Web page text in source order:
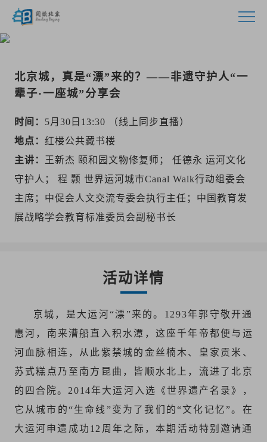
活动
指南
视频
资源
资讯
北京城，真是“漂”来的？——非遗守护人“一
辈子·一座城”分享会
时间： 5月30日13:30 （线上同步直播）
地点： 红楼公共藏书楼
主讲：
王新杰 颐和园文物修复师； 任德永 运河文化
守护人； 程 颢 世界运河城市Canal Walk行动组委会
主席；中促会人文交流专委会执行主任；中国教育发
展战略学会教育标准委员会副秘书长
活动详情
京城，是大运河“漂”来的。1293年郭守敬开通
惠河，南来漕船直入积水潭，这座千年帝都便与运
河血脉相连，从此紫禁城的金丝楠木、皇家贡米、
苏式糕点乃至南方昆曲，皆顺水北上，流进了北京
的四合院。2014年大运河入选《世界遗产名录》，
它从城市的“生命线”变为了我们的“文化记忆”。在
大运河申遗成功12周年之际，本期活动特别邀请通